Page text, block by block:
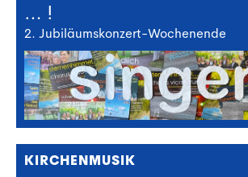
… !
2. Jubiläumskonzert-Wochenende
KIRCHENMUSIK